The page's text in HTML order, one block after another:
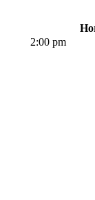
2:00 pm